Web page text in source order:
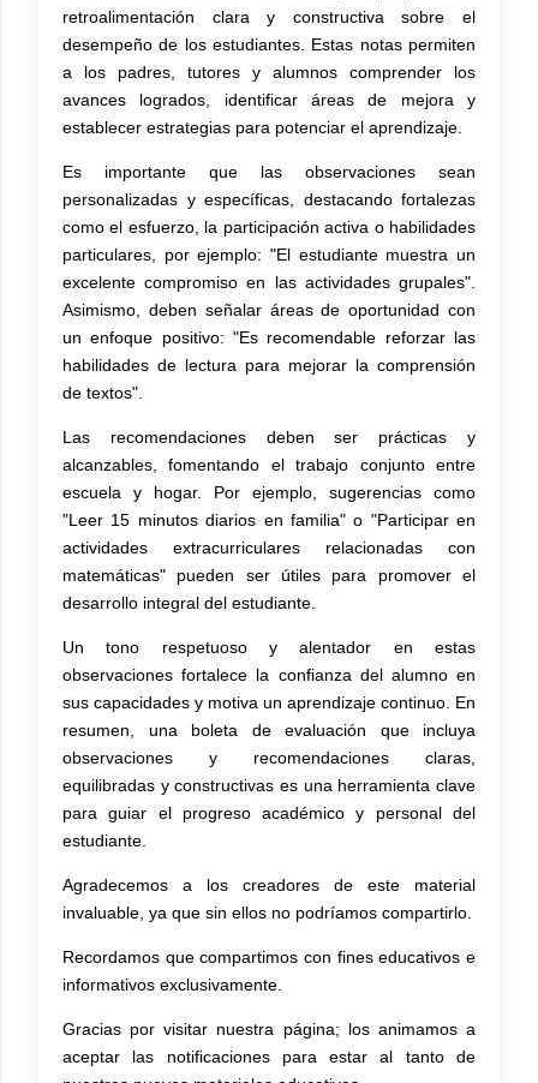
retroalimentación clara y constructiva sobre el
desempeño de los estudiantes. Estas notas permiten
a los padres, tutores y alumnos comprender los
avances logrados, identificar áreas de mejora y
establecer estrategias para potenciar el aprendizaje.
Es importante que las observaciones sean
personalizadas y específicas, destacando fortalezas
como el esfuerzo, la participación activa o habilidades
particulares, por ejemplo: "El estudiante muestra un
excelente compromiso en las actividades grupales".
Asimismo, deben señalar áreas de oportunidad con
un enfoque positivo: "Es recomendable reforzar las
habilidades de lectura para mejorar la comprensión
de textos".
Las recomendaciones deben ser prácticas y
alcanzables, fomentando el trabajo conjunto entre
escuela y hogar. Por ejemplo, sugerencias como
"Leer 15 minutos diarios en familia" o "Participar en
actividades extracurriculares relacionadas con
matemáticas" pueden ser útiles para promover el
desarrollo integral del estudiante.
Un tono respetuoso y alentador en estas
observaciones fortalece la confianza del alumno en
sus capacidades y motiva un aprendizaje continuo. En
resumen, una boleta de evaluación que incluya
observaciones y recomendaciones claras,
equilibradas y constructivas es una herramienta clave
para guiar el progreso académico y personal del
estudiante.
Agradecemos a los creadores de este material
invaluable, ya que sin ellos no podríamos compartirlo.
Recordamos que compartimos con fines educativos e
informativos exclusivamente.
Gracias por visitar nuestra página; los animamos a
aceptar las notificaciones para estar al tanto de